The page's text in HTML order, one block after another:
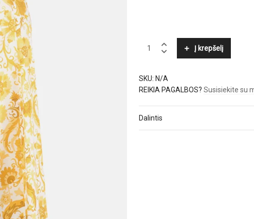
SPAGNOLI
Į krepšelį
SKU: N/A
REIKIA PAGALBOS? Susisiekite su
Dalintis